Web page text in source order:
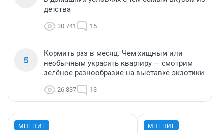
детства
30 741 15
5
Кормить раз в месяц. Чем хищным или
необычным украсить квартиру — смотрим
зелёное разнообразие на выставке экзотики
26 837 13
МНЕНИЕ МНЕНИЕ